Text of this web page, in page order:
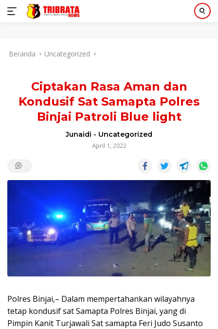
Beranda Uncategorized
Ciptakan Rasa Aman dan
Kondusif Sat Samapta Polres
Binjai Patroli Blue light
Junaidi - Uncategorized
April 1, 2022
Polres Binjai,– Dalam mempertahankan wilayahnya
tetap kondusif sat Samapta Polres Binjai, yang di
Pimpin Kanit Turjawali Sat samapta Feri Judo Susanto